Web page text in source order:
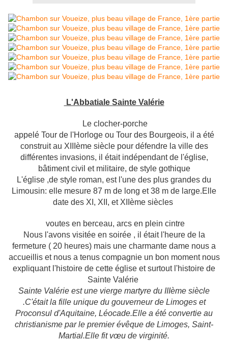
L'Abbatiale Sainte Valérie
Le clocher-porche
appelé Tour de l'Horloge ou Tour des Bourgeois, il a été
construit au XIIIème siècle pour défendre la ville des
différentes invasions, il était indépendant de l'église,
bâtiment civil et militaire, de style gothique
L'église ,de style roman, est l'une des plus grandes du
Limousin: elle mesure 87 m de long et 38 m de large.Elle
date des XI, XII, et XIIème siècles
voutes en berceau, arcs en plein cintre
Nous l'avons visitée en soirée , il était l'heure de la
fermeture ( 20 heures) mais une charmante dame nous a
accueillis et nous a tenus compagnie un bon moment nous
expliquant l'histoire de cette église et surtout l'histoire de
Sainte Valérie
Sainte Valérie est une vierge martyre du IIIème siècle
.C'était la fille unique du gouverneur de Limoges et
Proconsul d'Aquitaine, Léocade.Elle a été convertie au
christianisme par le premier évêque de Limoges, Saint-
Martial.Elle fit vœu de virginité.